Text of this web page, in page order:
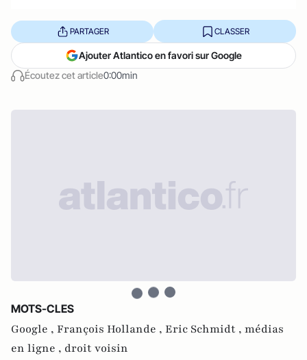
Écoutez cet article0:00min
PARTAGER CLASSER
Ajouter Atlantico en favori sur Google
MOTS-CLES
Google , François Hollande , Eric Schmidt , médias
en ligne , droit voisin